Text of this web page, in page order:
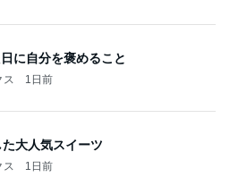
に自分を褒めること
ス 1日前
大人気スイーツ
ス 1日前